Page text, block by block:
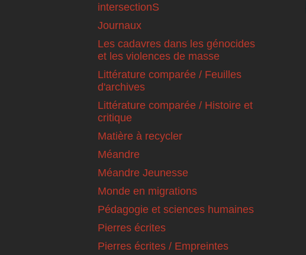
intersectionS
Journaux
Les cadavres dans les génocides
et les violences de masse
Littérature comparée / Feuilles
d'archives
Littérature comparée / Histoire et
critique
Matière à recycler
Méandre
Méandre Jeunesse
Monde en migrations
Pédagogie et sciences humaines
Pierres écrites
Pierres écrites / Empreintes